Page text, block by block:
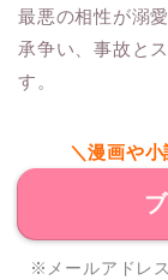
最悪の相性が溺
承争い、事故と
す。
＼漫画や
※メールアドレ